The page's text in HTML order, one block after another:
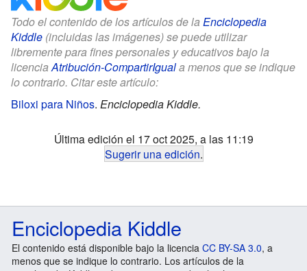
Todo el contenido de los artículos de la Enciclopedia
Kiddle (incluidas las imágenes) se puede utilizar
libremente para fines personales y educativos bajo la
licenciaAtribución-CompartirIguala menos que se indique
lo contrario. Citar este artículo:
Biloxi para Niños. Enciclopedia Kiddle.
Última edición el 17 oct 2025, a las 11:19
Sugerir una edición.
Enciclopedia Kiddle
El contenido está disponible bajo la licencia CC BY-SA 3.0, a
menos que se indique lo contrario. Los artículos de la